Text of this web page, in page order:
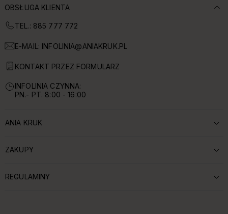
OBSŁUGA KLIENTA
TEL.: 885 777 772
E-MAIL: INFOLINIA@ANIAKRUK.PL
KONTAKT PRZEZ FORMULARZ
INFOLINIA CZYNNA:
PN.- PT. 8:00 - 16:00
ROZWIŃ SEKCJĘ:
ANIA KRUK
ROZWIŃ SEKCJĘ:
ZAKUPY
ROZWIŃ SEKCJĘ:
REGULAMINY